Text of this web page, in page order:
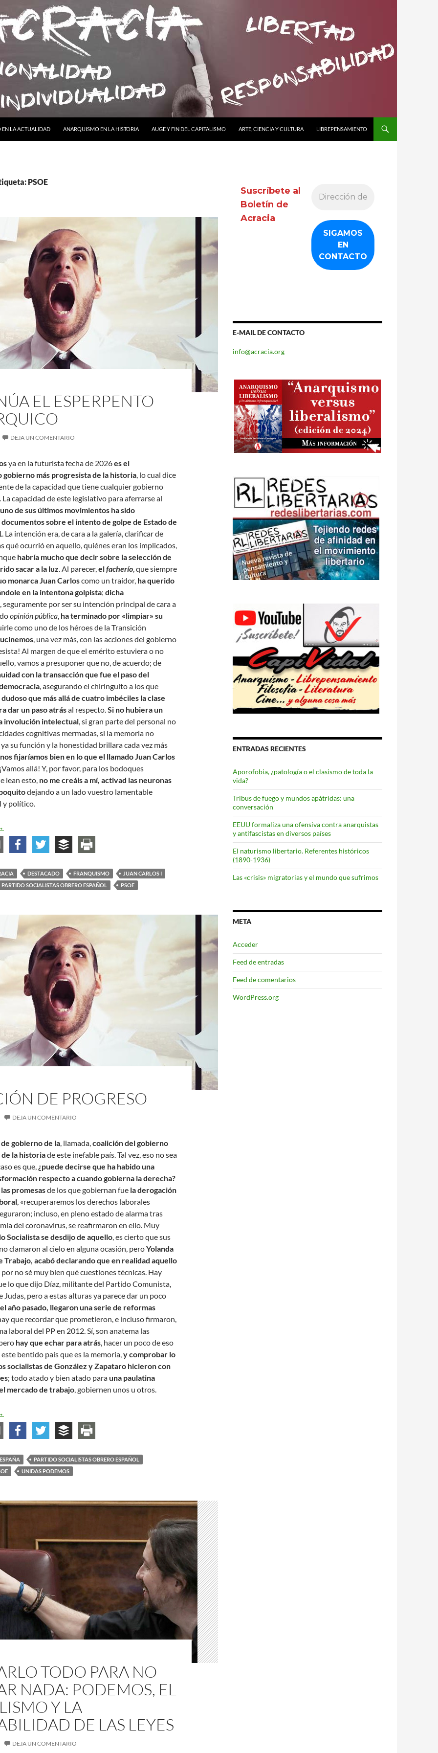
LA ACTUALIDAD
ANARQUISMO EN LA HISTORIA AUGE Y FIN DEL CAPITALISMO ARTE, CIENCIA Y CULTURA LIBREPENSAMIENTO
PSOE
EL ESPERPENTO
DEJA UN COMENTARIO
ya en la futurista fecha de 2026es el
gobierno más progresista de la historia, lo cual dice
de la capacidad que tiene cualquier gobierno
La capacidad de este legislativo para aferrarse al
uno de sus últimos movimientos ha sido
sobre el intento de golpe de Estado de
. La intención era, de cara a la galería, clarificar de
qué ocurrió en aquello, quiénes eran los implicados,
habría mucho que decir sobre la selección de
sacar a la luz. Al parecer,elfacherío, que siempre
monarca Juan Carloscomo un traidor, ha querido
en la intentona golpista; dicha
, seguramente por ser su intención principal de cara a
opinión pública, ha terminado por «limpiar» su
como uno de los héroes de la Transición
, una vez más, con las acciones del gobierno
Al margen de que el emérito estuviera o no
vamos a presuponer que no, de acuerdo; de
con la transacción que fue el paso del
, asegurando el chiringuito a los que
que más allá de cuatro imbéciles la clase
dar un paso atrásal respecto.Si no hubiera un
involución intelectual, si gran parte del personal no
cognitivas mermadas, si la memoria no
su función y la honestidad brillara cada vez más
nos fijaríamos bien en lo que el llamado Juan Carlos
allá! Y, por favor, para los bodoques
lean esto, no me creáis a mí, activad las neuronas
dejando a un lado vuestro lamentable
y político.
el esperpento monárquico
DESTACADO FRANQUISMO
JUAN CARLOS I
PARTIDO SOCIALISTAS OBRERO ESPAÑOL PSOE
DE PROGRESO
DEJA UN COMENTARIO
gobierno de la, llamada,coalición del gobierno
la historiade este inefable país. Tal vez, eso no sea
es que, ¿puede decirse que ha habido una
respecto a cuando gobierna la derecha?
promesasde los que gobiernan fue la derogación
, «recuperaremos los derechos laborales
incluso, en pleno estado de alarma tras
del coronavirus, se reafirmaron en ello. Muy
Socialista se desdijo de aquello, es cierto que sus
clamaron al cielo en alguna ocasión, peroYolanda
Trabajo, acabó declarando que en realidad aquello
por no sé muy bien qué cuestiones técnicas. Hay
lo que dijo Díaz, militante del Partido Comunista,
Judas, pero a estas alturas ya parece dar un poco
año pasado, llegaron una serie de reformas
que recordar que prometieron, e incluso firmaron,
laboral del PP en 2012. Sí, son anatema las
hay que echar para atrás, hacer un poco de eso
bentido país que es la memoria,y comprobar lo
socialistas de González y Zapataro hicieron con
; todo atado y bien atado parauna paulatina
mercado de trabajo, gobiernen unos u otros.
de progreso
ESPAÑA
PARTIDO SOCIALISTAS OBRERO ESPAÑOL
UNIDAS PODEMOS
TODO PARA NO
NADA: PODEMOS, EL
Y LA
DE LAS LEYES
DEJA UN COMENTARIO
Suscríbete al
Boletín de
Acracia
E-MAIL DE CONTACTO
info@acracia.org
ENTRADAS RECIENTES
Aporofobia, ¿patología o el clasismo de toda la
vida?
Tribus de fuego y mundos apátridas: una
conversación
EEUU formaliza una ofensiva contra anarquistas
y antifascistas en diversos países
El naturismo libertario. Referentes históricos
(1890-1936)
Las «crisis» migratorias y el mundo que sufrimos
META
Acceder
Feed de entradas
Feed de comentarios
WordPress.org